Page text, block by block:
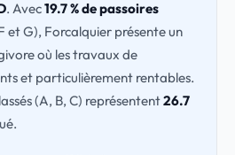
. Avec19.7 % de passoires
et G), Forcalquier présente un
où les travaux de
et particulièrement rentables.
(A, B, C) représentent26.7